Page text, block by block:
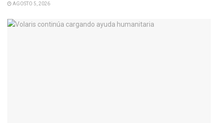
AGOSTO 5, 2026